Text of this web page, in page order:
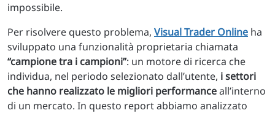
impossibile.
Per risolvere questo problema, Visual Trader Online ha
sviluppato una funzionalità proprietaria chiamata
“campione tra i campioni”: un motore di ricerca che
individua, nel periodo selezionato dall’utente, i settori
che hanno realizzato le migliori performanceall’interno
di un mercato. In questo report abbiamo analizzato